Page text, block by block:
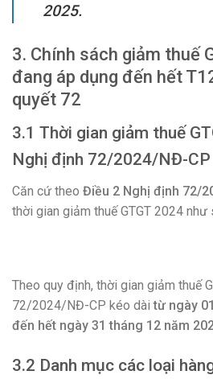
2025.
3. Chính sách giảm thuế
đang áp dụng đến hết
quyết 72
3.1 Thời gian giảm thuế
Nghị định 72/2024/NĐ-CP
Căn cứ theo Điều 2 Nghị định 72/
thời gian giảm thuế GTGT 2024 như
Theo quy định, thời gian giảm thuế
72/2024/NĐ-CP kéo dàitừ ngày
đến hết ngày 31 tháng 12 năm
3.2 Danh mục các loại